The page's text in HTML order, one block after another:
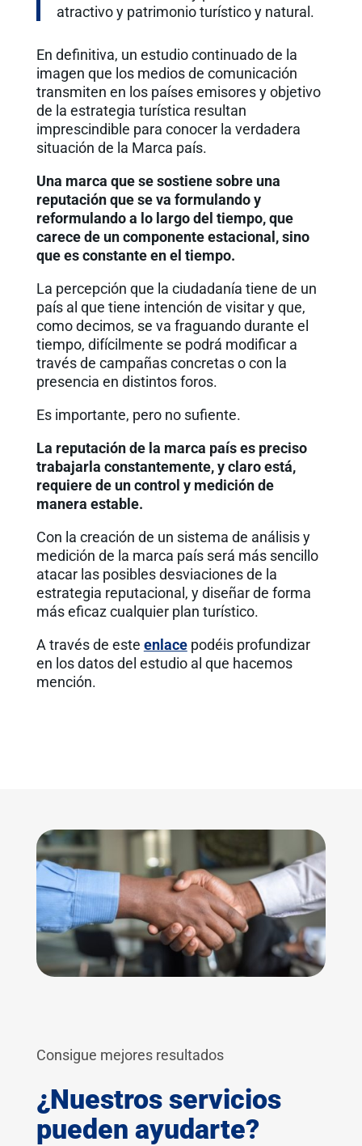
atractivo y patrimonio turístico y natural.
En definitiva, un estudio continuado de la
imagen que los medios de comunicación
transmiten en los países emisores y objetivo
de la estrategia turística resultan
imprescindible para conocer la verdadera
situación de la Marca país.
Una marca que se sostiene sobre una
reputación que se va formulando y
reformulando a lo largo del tiempo, que
carece de un componente estacional, sino
que es constante en el tiempo.
La percepción que la ciudadanía tiene de un
país al que tiene intención de visitar y que,
como decimos, se va fraguando durante el
tiempo, difícilmente se podrá modificar a
través de campañas concretas o con la
presencia en distintos foros.
Es importante, pero no sufiente.
La reputación de la marca país es preciso
trabajarla constantemente, y claro está,
requiere de un control y medición de
manera estable.
Con la creación de un sistema de análisis y
medición de la marca país será más sencillo
atacar las posibles desviaciones de la
estrategia reputacional, y diseñar de forma
más eficaz cualquier plan turístico.
A través de este enlacepodéis profundizar
en los datos del estudio al que hacemos
mención.
Consigue mejores resultados
¿Nuestros servicios
pueden ayudarte?